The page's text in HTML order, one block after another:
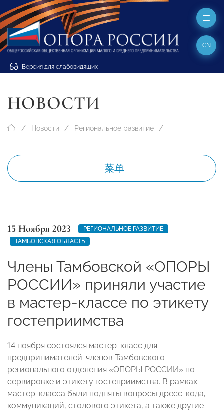
Версия для слабовидящих
CN
НОВОСТИ
Новости Региональное развитие
菜单
15 Ноября 2023
РЕГИОНАЛЬНОЕ РАЗВИТИЕ
ТАМБОВСКАЯ ОБЛАСТЬ
Члены Тамбовской «ОПОРЫ
РОССИИ» приняли участие
в мастер-классе по этикету
гостеприимства
14 ноября состоялся мастер-класс для
предпринимателей-членов Тамбовского
регионального отделения «ОПОРЫ РОССИИ» по
сервировке и этикету гостеприимства. В рамках
мастер-класса были подняты вопросы дресс-кода,
коммуникаций, столового этикета, а также другие